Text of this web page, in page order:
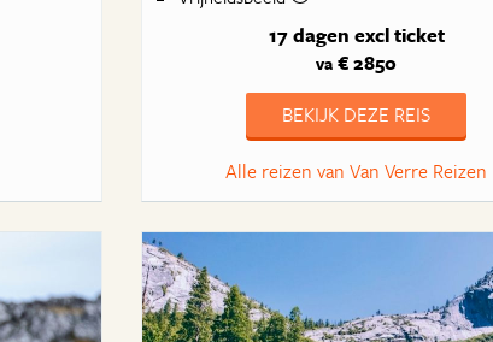
17 dagen excl ticket
va € 2850
BEKIJK DEZE REIS
Alle reizen van Van Verre Reizen